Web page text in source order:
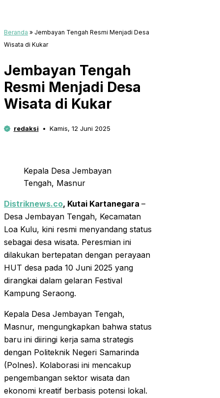
Beranda » Jembayan Tengah Resmi Menjadi Desa
Wisata di Kukar
Jembayan Tengah
Resmi Menjadi Desa
Wisata di Kukar
redaksi Kamis, 12 Juni 2025
Kepala Desa Jembayan
Tengah, Masnur
Distriknews.co, Kutai Kartanegara –
Desa Jembayan Tengah, Kecamatan
Loa Kulu, kini resmi menyandang status
sebagai desa wisata. Peresmian ini
dilakukan bertepatan dengan perayaan
HUT desa pada 10 Juni 2025 yang
dirangkai dalam gelaran Festival
Kampung Seraong.
Kepala Desa Jembayan Tengah,
Masnur, mengungkapkan bahwa status
baru ini diiringi kerja sama strategis
dengan Politeknik Negeri Samarinda
(Polnes). Kolaborasi ini mencakup
pengembangan sektor wisata dan
ekonomi kreatif berbasis potensi lokal.